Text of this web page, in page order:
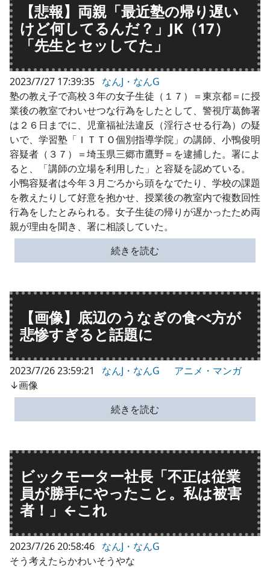
【悲報】両親「最近塾の帰り遅い
けど何してるんだ？」JK（17）
「先生とセッしてた」
2023/7/27 17:39:35 なんJ・なんG
塾の教え子で高校３年の女子生徒（１７）＝東京都＝に授
業後の教室でわいせつな行為をしたとして、警視庁葛飾署
は２６日までに、児童福祉法違反（淫行させる行為）の疑
いで、学習塾「ＩＴＴＯ個別指導学院」の講師、小鴨俊明
容疑者（３７）＝埼玉県三郷市鷹野＝を逮捕した。署によ
ると、「講師の立場を利用した」と容疑を認めている。
小鴨容疑者は今年３月ごろから頭をなでたり、学校の課題
を教えたりして好意を抱かせ、授業後の教室内で複数回性
行為をしたとみられる。女子生徒の帰りが遅かったため両
親が理由を聞き、署に相談していた。
続きを読む
【画像】底辺のうなぎの食べ方が
悲惨すぎると話題に
2023/7/26 23:59:21 なんJ・なんG
アニメ・マンガ
↓画像
続きを読む
ビックモーター社長「不正は従業
員が勝手にやったこと。私は被害
者！」←これ
2023/7/26 20:58:46 なんJ・なんG
そう考えたらかわいそうやな